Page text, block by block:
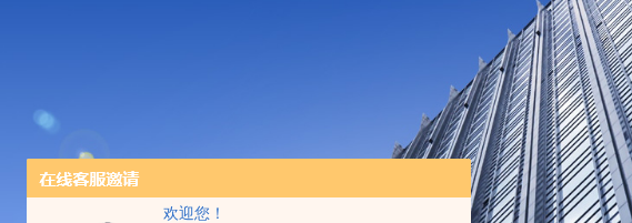
欢迎您！